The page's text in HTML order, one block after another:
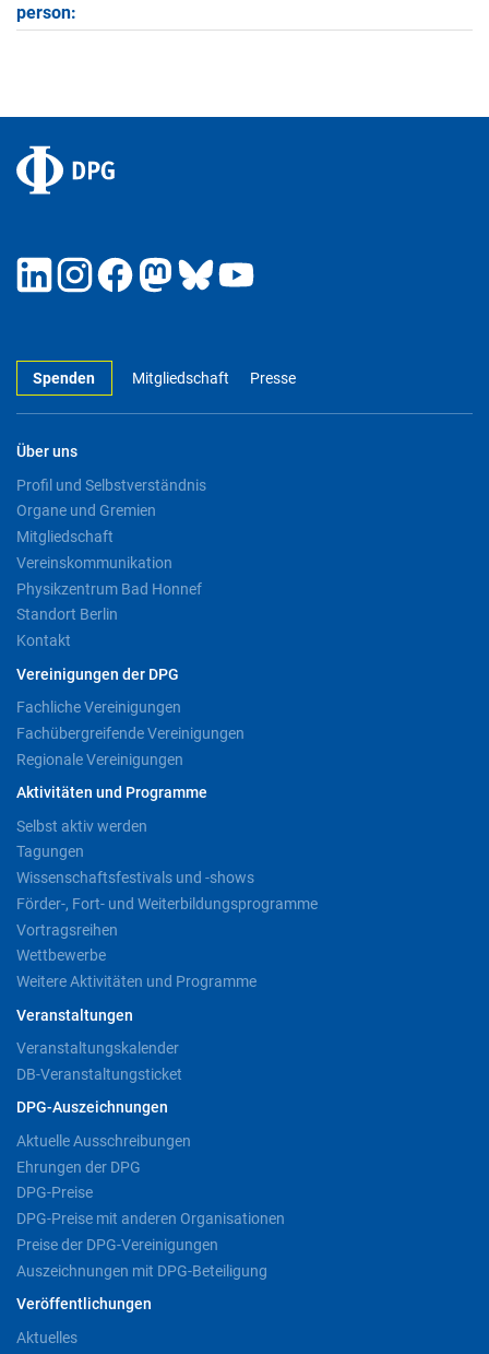
person:
Spenden Mitgliedschaft Presse
Über uns
Profil und Selbstverständnis
Organe und Gremien
Mitgliedschaft
Vereinskommunikation
Physikzentrum Bad Honnef
Standort Berlin
Kontakt
Vereinigungen der DPG
Fachliche Vereinigungen
Fachübergreifende Vereinigungen
Regionale Vereinigungen
Aktivitäten und Programme
Selbst aktiv werden
Tagungen
Wissenschaftsfestivals und -shows
Förder-, Fort- und Weiterbildungsprogramme
Vortragsreihen
Wettbewerbe
Weitere Aktivitäten und Programme
Veranstaltungen
Veranstaltungskalender
DB-Veranstaltungsticket
DPG-Auszeichnungen
Aktuelle Ausschreibungen
Ehrungen der DPG
DPG-Preise
DPG-Preise mit anderen Organisationen
Preise der DPG-Vereinigungen
Auszeichnungen mit DPG-Beteiligung
Veröffentlichungen
Aktuelles